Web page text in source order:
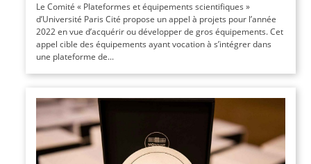
Le Comité « Plateformes et équipements scientifiques »
d’Université Paris Cité propose un appel à projets pour l’année
2022 en vue d’acquérir ou développer de gros équipements. Cet
appel cible des équipements ayant vocation à s’intégrer dans
une plateforme de...